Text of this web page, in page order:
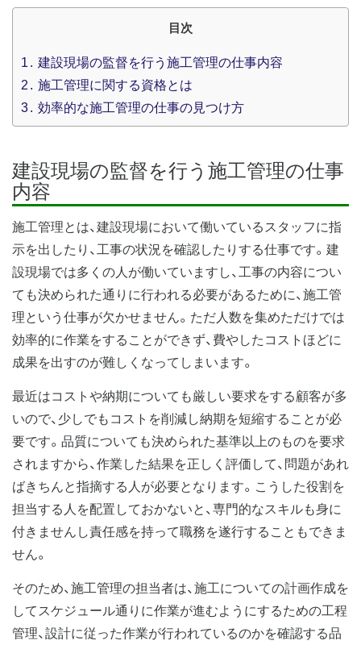
目次
1 建設現場の監督を行う施工管理の仕事内容
2 施工管理に関する資格とは
3 効率的な施工管理の仕事の見つけ方
建設現場の監督を行う施工管理の仕事
内容
施工管理とは、建設現場において働いているスタッフに指
示を出したり、工事の状況を確認したりする仕事です。建
設現場では多くの人が働いていますし、工事の内容につい
ても決められた通りに行われる必要があるために、施工管
理という仕事が欠かせません。ただ人数を集めただけでは
効率的に作業をすることができず、費やしたコストほどに
成果を出すのが難しくなってしまいます。
最近はコストや納期についても厳しい要求をする顧客が多
いので、少しでもコストを削減し納期を短縮することが必
要です。品質についても決められた基準以上のものを要求
されますから、作業した結果を正しく評価して、問題があれ
ばきちんと指摘する人が必要となります。こうした役割を
担当する人を配置しておかないと、専門的なスキルも身に
付きませんし責任感を持って職務を遂行することもできま
せん。
そのため、施工管理の担当者は、施工についての計画作成を
してスケジュール通りに作業が進むようにするための工程
管理、設計に従った作業が行われているのかを確認する品